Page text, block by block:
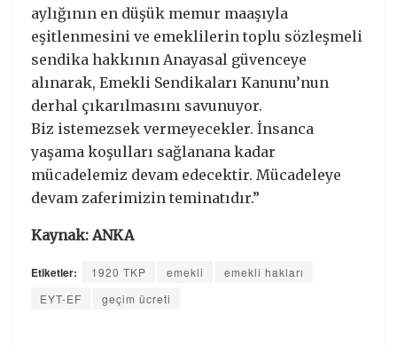
aylığının en düşük memur maaşıyla
eşitlenmesini ve emeklilerin toplu sözleşmeli
sendika hakkının Anayasal güvenceye
alınarak, Emekli Sendikaları Kanunu’nun
derhal çıkarılmasını savunuyor.
Biz istemezsek vermeyecekler. İnsanca
yaşama koşulları sağlanana kadar
mücadelemiz devam edecektir. Mücadeleye
devam zaferimizin teminatıdır.”
Kaynak: ANKA
Etiketler: 1920 TKP emekli
emekli hakları
EYT-EF
geçim ücreti